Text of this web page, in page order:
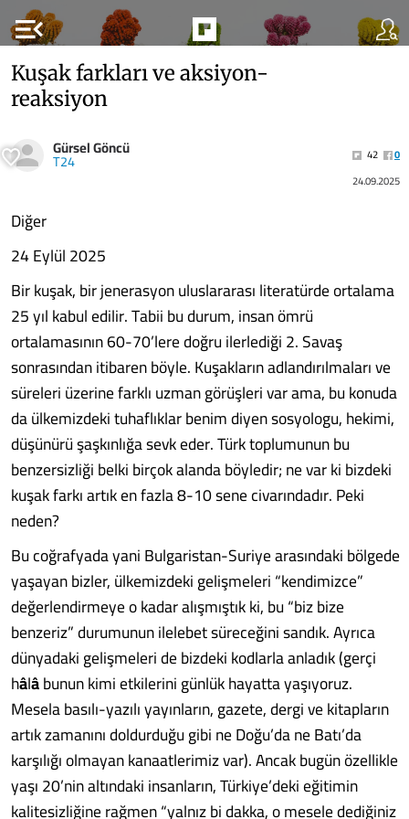
menu_open
Kuşak farkları ve aksiyon-
reaksiyon
Gürsel Göncü
T24 42
0
24.09.2025
Diğer
24 Eylül 2025
Bir kuşak, bir jenerasyon uluslararası literatürde ortalama
25 yıl kabul edilir. Tabii bu durum, insan ömrü
ortalamasının 60-70’lere doğru ilerlediği 2. Savaş
sonrasından itibaren böyle. Kuşakların adlandırılmaları ve
süreleri üzerine farklı uzman görüşleri var ama, bu konuda
da ülkemizdeki tuhaflıklar benim diyen sosyologu, hekimi,
düşünürü şaşkınlığa sevk eder. Türk toplumunun bu
benzersizliği belki birçok alanda böyledir; ne var ki bizdeki
kuşak farkı artık en fazla 8-10 sene civarındadır. Peki
neden?
Bu coğrafyada yani Bulgaristan-Suriye arasındaki bölgede
yaşayan bizler, ülkemizdeki gelişmeleri “kendimizce”
değerlendirmeye o kadar alışmıştık ki, bu “biz bize
benzeriz” durumunun ilelebet süreceğini sandık. Ayrıca
dünyadaki gelişmeleri de bizdeki kodlarla anladık (gerçi
hâlâbunun kimi etkilerini günlük hayatta yaşıyoruz.
Mesela basılı-yazılı yayınların, gazete, dergi ve kitapların
artık zamanını doldurduğu gibi ne Doğu’da ne Batı’da
karşılığı olmayan kanaatlerimiz var). Ancak bugün özellikle
yaşı 20’nin altındaki insanların, Türkiye’deki eğitimin
kalitesizliğine rağmen “yalnız bi dakka, o mesele dediğiniz